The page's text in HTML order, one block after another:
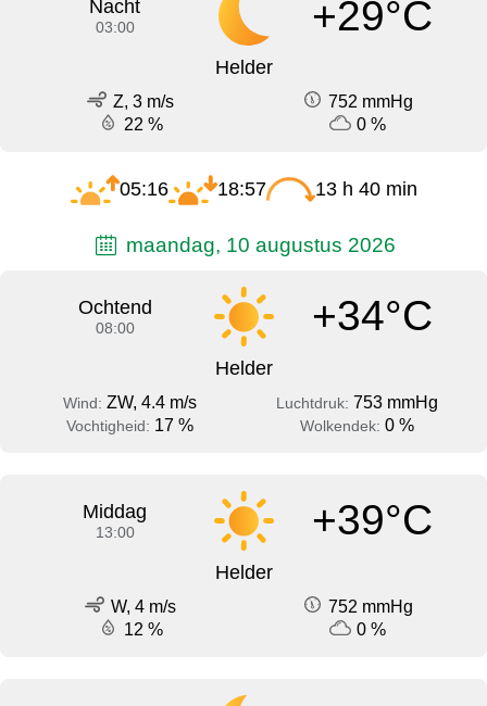
Nacht
03:00 +29°C
Helder
Z, 3 m/s
752 mmHg
22 %
0 %
05:16 18:57 13 h 40 min
maandag, 10 augustus 2026
Ochtend
08:00 +34°C
Helder
Wind: ZW, 4.4 m/s Luchtdruk: 753 mmHg
Vochtigheid: 17 % Wolkendek: 0 %
Middag
13:00 +39°C
Helder
W, 4 m/s
752 mmHg
12 %
0 %